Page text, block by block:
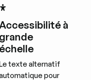
à
grande
échelle
texte alternatif
pour